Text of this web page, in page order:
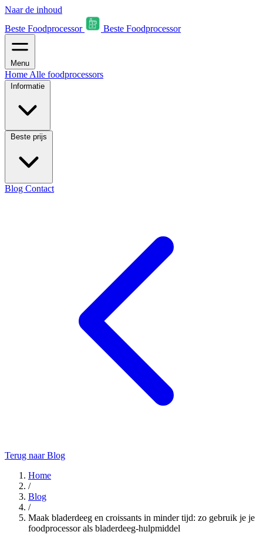
Naar de inhoud
Beste Foodprocessor
Beste Foodprocessor
Menu
Home Alle foodprocessors
Informatie
Beste prijs
Blog Contact
Terug naar Blog
Home
/
Blog
/
Maak bladerdeeg en croissants in minder tijd: zo gebruik je je
foodprocessor als bladerdeeg-hulpmiddel